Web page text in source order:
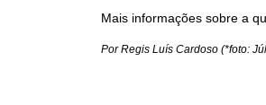
Mais informações sobre a
Por Regis Luís Cardoso (*foto: